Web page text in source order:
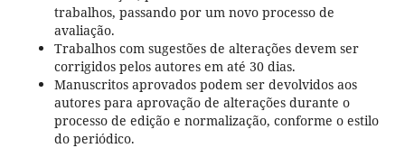
trabalhos, passando por um novo processo de
avaliação.
Trabalhos com sugestões de alterações devem ser
corrigidos pelos autores em até 30 dias.
Manuscritos aprovados podem ser devolvidos aos
autores para aprovação de alterações durante o
processo de edição e normalização, conforme o estilo
do periódico.